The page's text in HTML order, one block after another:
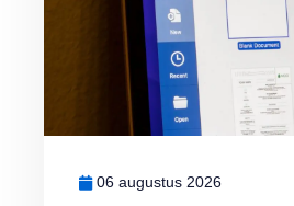
06 augustus 2026